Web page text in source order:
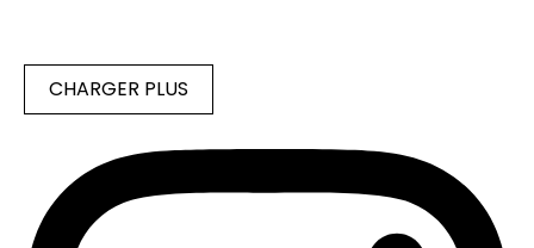
CHARGER PLUS